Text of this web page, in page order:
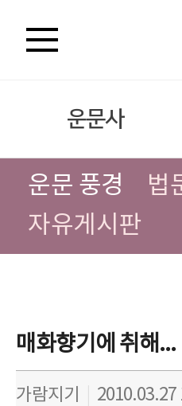
운문사
운문 풍경 법
자유게시판
매화향기에 취해...
가람지기 2010.03.27